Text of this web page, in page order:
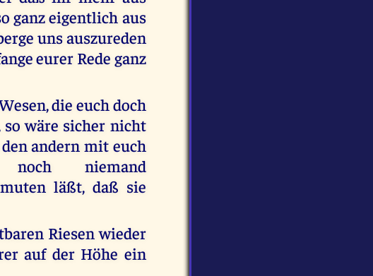
ganz eigentlich aus
uns auszureden
eurer Rede ganz
die euch doch
so wäre sicher nicht
andern mit euch
noch niemand
läßt, daß sie
Riesen wieder
auf der Höhe ein